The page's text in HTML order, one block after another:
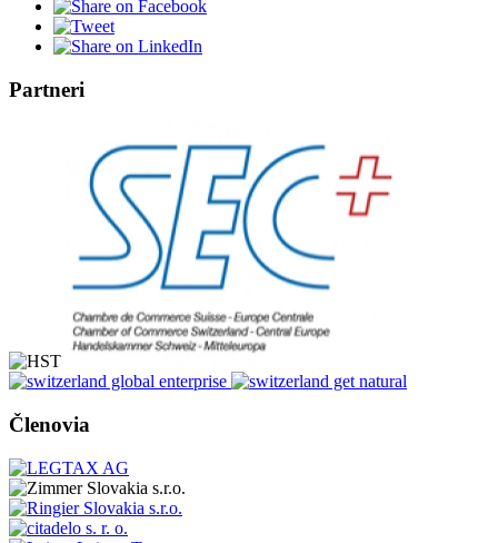
Partneri
Členovia